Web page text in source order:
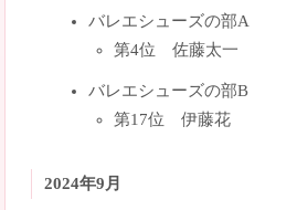
バレエシューズの部A
第4位 佐藤太一
バレエシューズの部B
第17位 伊藤花
2024年9月